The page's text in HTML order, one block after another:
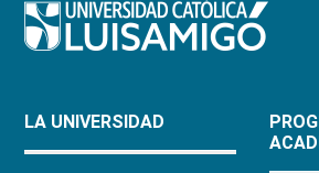
LA UNIVERSIDAD